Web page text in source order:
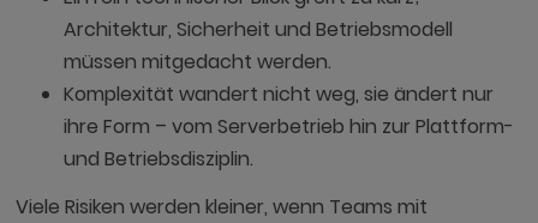
Architektur, Sicherheit und Betriebsmodell
müssen mitgedacht werden.
Komplexität wandert nicht weg, sie ändert nur
ihre Form – vom Serverbetrieb hin zur Plattform-
und Betriebsdisziplin.
Viele Risiken werden kleiner, wenn Teams mit